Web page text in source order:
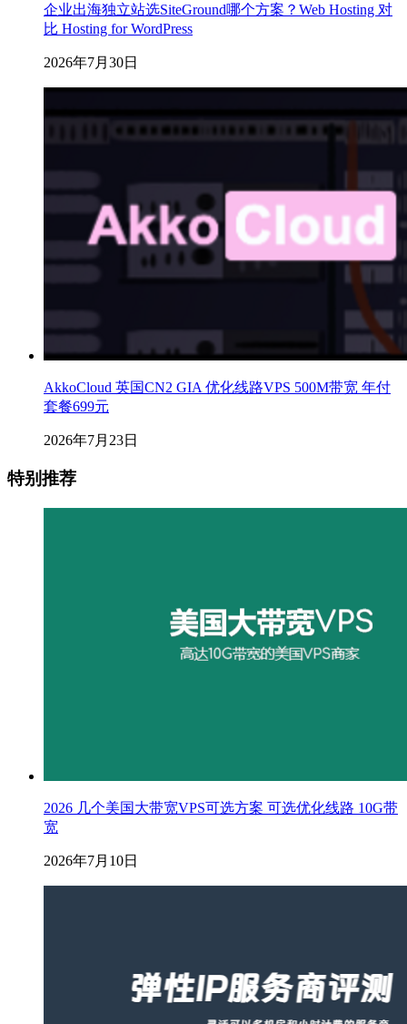
企业出海独立站选SiteGround哪个方案？Web Hosting 对
比 Hosting for WordPress
2026年7月30日
AkkoCloud 英国CN2 GIA 优化线路VPS 500M带宽 年付
套餐699元
2026年7月23日
特别推荐
2026 几个美国大带宽VPS可选方案 可选优化线路 10G带
宽
2026年7月10日